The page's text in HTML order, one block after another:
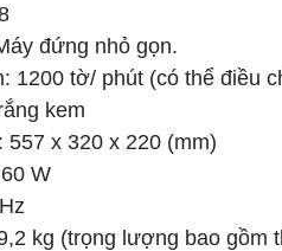
đứng nhỏ gọn.
1200 tờ/ phút (có thể điều
kem
x 320 x 220 (mm)
W
kg (trọng lượng bao gồm